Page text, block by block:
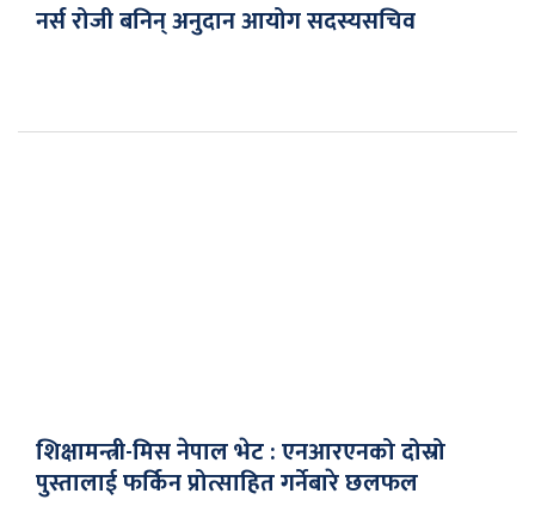
नर्स रोजी बनिन् अनुदान आयोग सदस्यसचिव
शिक्षामन्त्री-मिस नेपाल भेट : एनआरएनको दोस्रो
पुस्तालाई फर्किन प्रोत्साहित गर्नेबारे छलफल